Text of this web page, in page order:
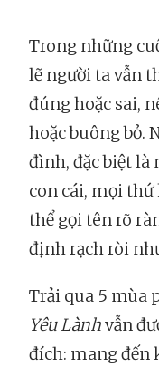
Trong những
lẽ người ta vẫn
đúng hoặc sai,
hoặc buông bỏ.
đình, đặc biệt là
con cái, mọi
thể gọi tên rõ
định rạch ròi
Trải qua 5 mùa
Yêu Lànhvẫn
đích: mang đến